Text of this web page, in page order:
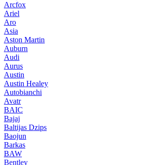
Arcfox
Ariel
Aro
Asia
Aston Martin
Auburn
Audi
Aurus
Austin
Austin Healey
Autobianchi
Avatr
BAIC
Bajaj
Baltijas Dzips
Baojun
Barkas
BAW
Bentley